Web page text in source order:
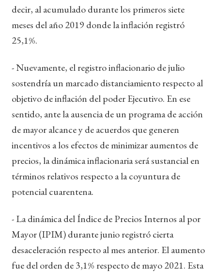
decir, al acumulado durante los primeros siete
meses del año 2019 donde la inflación registró
25,1%.
- Nuevamente, el registro inflacionario de julio
sostendría un marcado distanciamiento respecto al
objetivo de inflación del poder Ejecutivo. En ese
sentido, ante la ausencia de un programa de acción
de mayor alcance y de acuerdos que generen
incentivos a los efectos de minimizar aumentos de
precios, la dinámica inflacionaria será sustancial en
términos relativos respecto a la coyuntura de
potencial cuarentena.
- La dinámica del Índice de Precios Internos al por
Mayor (IPIM) durante junio registró cierta
desaceleración respecto al mes anterior. El aumento
fue del orden de 3,1% respecto de mayo 2021. Esta